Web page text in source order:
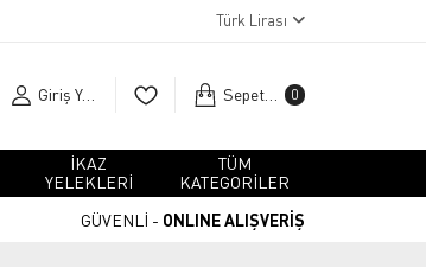
Türk Lirası
Giriş Yap Sepetim 0
İKAZ
YELEKLERİ
TÜM
KATEGORİLER
GÜVENLİ - ONLINE ALIŞVERİŞ